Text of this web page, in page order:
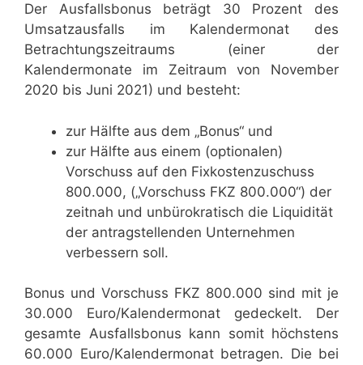
Der Ausfallsbonus beträgt 30 Prozent des
Umsatzausfalls im Kalendermonat des
Betrachtungszeitraums (einer der
Kalendermonate im Zeitraum von November
2020 bis Juni 2021) und besteht:
zur Hälfte aus dem „Bonus“ und
zur Hälfte aus einem (optionalen)
Vorschuss auf den Fixkostenzuschuss
800.000, („Vorschuss FKZ 800.000“) der
zeitnah und unbürokratisch die Liquidität
der antragstellenden Unternehmen
verbessern soll.
Bonus und Vorschuss FKZ 800.000 sind mit je
30.000 Euro/Kalendermonat gedeckelt. Der
gesamte Ausfallsbonus kann somit höchstens
60.000 Euro/Kalendermonat betragen. Die bei